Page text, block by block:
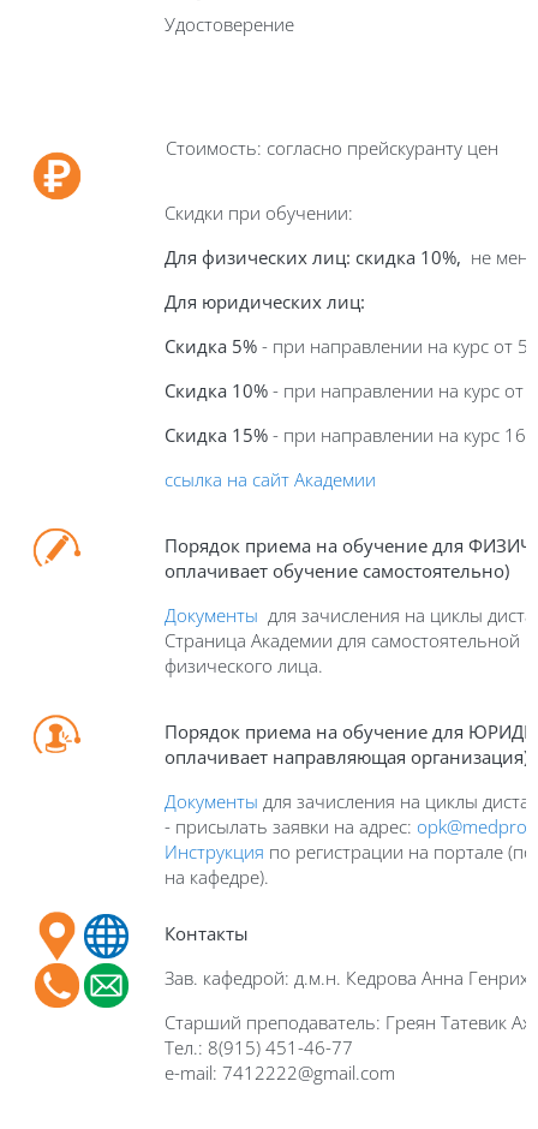
Удостоверение
Стоимость: согласно прейскуранту цен
Скидки при обучении:
Для физических лиц: скидка 10%, не
Для юридических лиц:
Скидка 5% - при направлении на курс от 5
Скидка 10% - при направлении на курс от
Скидка 15% - при направлении на курс 16
ссылка на сайт Академии
Порядок приема на обучение для
оплачивает обучение самостоятельно)
Документы для зачисления на циклы
Страница Академии для самостоятельной
физического лица.
Порядок приема на обучение для
оплачивает направляющая организация)
Документы для зачисления на циклы
- присылать заявки на адрес:
Инструкция по регистрации на портале
на кафедре).
Контакты
Зав. кафедрой: д.м.н. Кедрова Анна
Старший преподаватель: Греян Татевик
Тел.: 8(915) 451-46-77
e-mail: 7412222@gmail.com